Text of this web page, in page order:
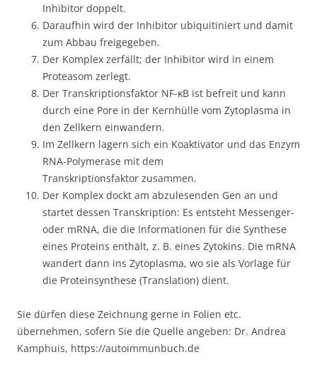
Inhibitor doppelt.
Daraufhin wird der Inhibitor ubiquitiniert und damit
zum Abbau freigegeben.
Der Komplex zerfällt; der Inhibitor wird in einem
Proteasom zerlegt.
Der Transkriptionsfaktor NF-κB ist befreit und kann
durch eine Pore in der Kernhülle vom Zytoplasma in
den Zellkern einwandern.
Im Zellkern lagern sich ein Koaktivator und das Enzym
RNA-Polymerase mit dem
Transkriptionsfaktor zusammen.
Der Komplex dockt am abzulesenden Gen an und
startet dessen Transkription: Es entsteht Messenger-
oder mRNA, die die Informationen für die Synthese
eines Proteins enthält, z. B. eines Zytokins. Die mRNA
wandert dann ins Zytoplasma, wo sie als Vorlage für
die Proteinsynthese (Translation) dient.
Sie dürfen diese Zeichnung gerne in Folien etc.
übernehmen, sofern Sie die Quelle angeben: Dr. Andrea
Kamphuis, https://autoimmunbuch.de